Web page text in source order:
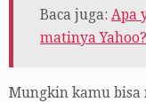
Baca juga: Apa
matinya Yahoo?
Mungkin kamu